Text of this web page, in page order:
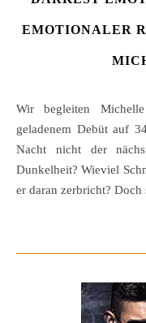
EMOTIONALER
Wir begleiten Michelle Thate bei ihrem sehr emotional
geladenem Debüt auf
Nacht nicht der
Dunkelheit? Wieviel
er daran zerbricht?